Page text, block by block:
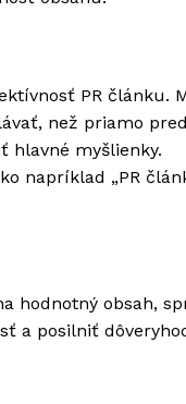
PR článku.
než priamo
hlavné myšlienky.
napríklad „PR
hodnotný obsah,
a posilniť